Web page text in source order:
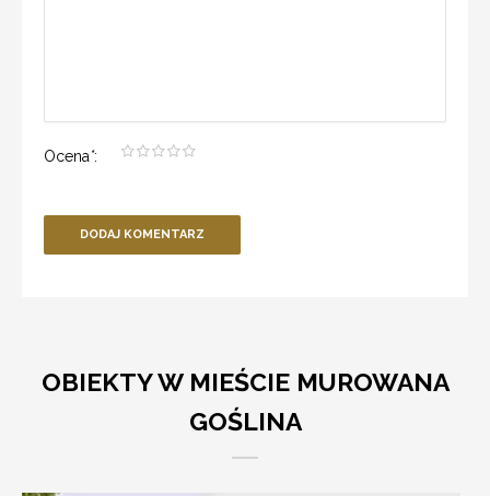
Ocena*:
DODAJ KOMENTARZ
OBIEKTY W MIEŚCIE MUROWANA
GOŚLINA